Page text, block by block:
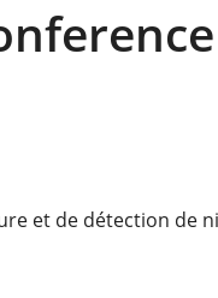
et de détection de